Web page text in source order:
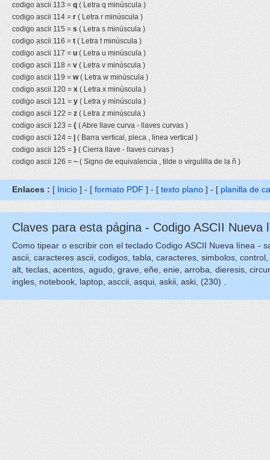
codigo ascii 113 = q ( Letra q minúscula )
codigo ascii 114 = r ( Letra r minúscula )
codigo ascii 115 = s ( Letra s minúscula )
codigo ascii 116 = t ( Letra t minúscula )
codigo ascii 117 = u ( Letra u minúscula )
codigo ascii 118 = v ( Letra v minúscula )
codigo ascii 119 = w( Letra w minúscula )
codigo ascii 120 = x ( Letra x minúscula )
codigo ascii 121 = y ( Letra y minúscula )
codigo ascii 122 = z ( Letra z minúscula )
codigo ascii 123 = { ( Abre llave curva - llaves curvas )
codigo ascii 124 =
( Barra vertical, pleca , linea vertical )
codigo ascii 125 = } ( Cierra llave - llaves curvas )
codigo ascii 126 = ~ ( Signo de equivalencia , tilde o virgulilla de la ñ )
Enlaces : [ Inicio ] - [ formato PDF ] - [ texto plano ] - [ planilla de
Claves para esta página - Codigo ASCII
Como tipear o escribir con el teclado Codigo ASCII Nueva línea -
ascii, caracteres ascii, codigos, tabla, caracteres, simbolos,
alt, teclas, acentos, agudo, grave, eñe, enie, arroba, dieresis,
ingles, notebook, laptop, asccii, asqui, askii, aski, (230) .